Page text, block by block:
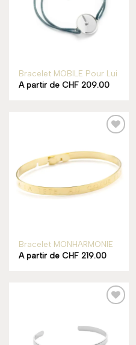
Bracelet MOBILE Pour Lui
A partir deCHF 209.00
wishlist
Bracelet MONHARMONIE
A partir deCHF 219.00